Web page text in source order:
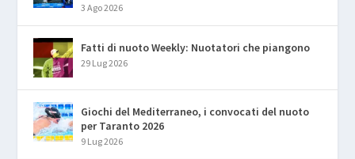
3 Ago 2026
Fatti di nuoto Weekly: Nuotatori che piangono
29 Lug 2026
Giochi del Mediterraneo, i convocati del nuoto
per Taranto 2026
9 Lug 2026